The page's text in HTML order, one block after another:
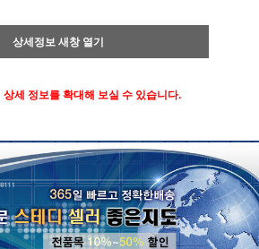
상세정보 새창 열기
상세 정보를 확대해 보실 수 있습니다.